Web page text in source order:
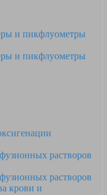
и пикфлуометры
и пикфлуометры
растворов
растворов
крови и